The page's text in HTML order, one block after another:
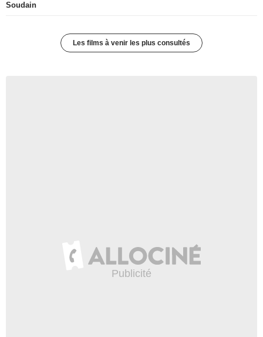
Soudain
Les films à venir les plus consultés